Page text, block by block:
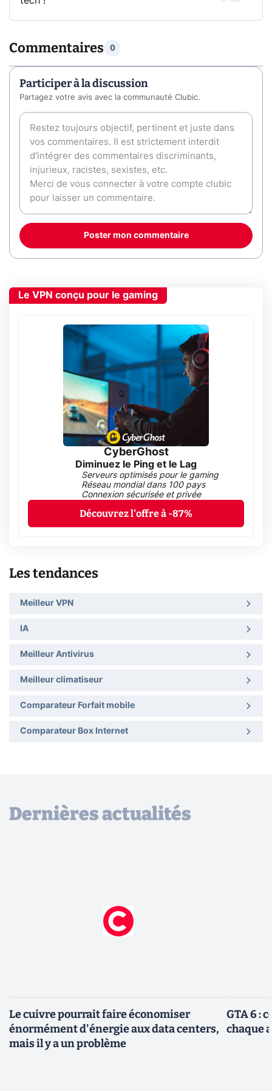
Commentaires 0
Participer à la discussion
Partagez votre avis avec la communauté Clubic.
Poster mon commentaire
Le VPN conçu pour le gaming
CyberGhost
Diminuez le Ping et le Lag
Serveurs optimisés pour le gaming
Réseau mondial dans 100 pays
Connexion sécurisée et privée
Découvrez l'offre à -87%
Les tendances
Meilleur VPN
IA
Meilleur Antivirus
Meilleur climatiseur
Comparateur Forfait mobile
Comparateur Box Internet
Dernières actualités
Le cuivre pourrait faire économiser
énormément d'énergie aux data centers,
mais il y a un problème
GTA 6 :
chaque